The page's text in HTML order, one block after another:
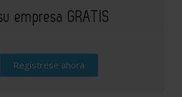
empresa GRATIS
Regístrese ahora